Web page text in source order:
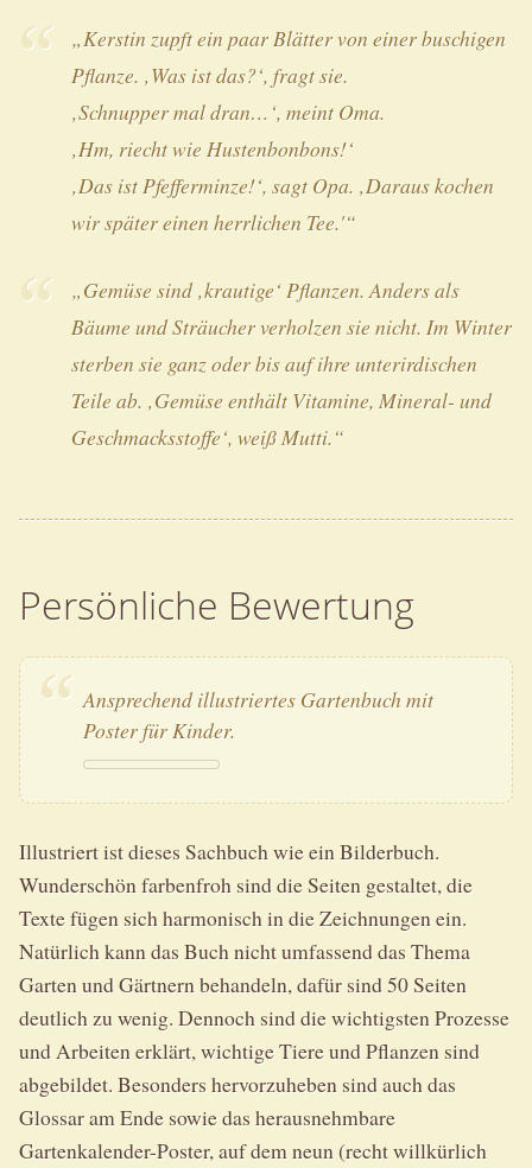
„Kerstin zupft ein paar Blätter von einer buschigen
Pflanze. ‚Was ist das?‘, fragt sie.
‚Schnupper mal dran…‘, meint Oma.
‚Hm, riecht wie Hustenbonbons!‘
‚Das ist Pfefferminze!‘, sagt Opa. ‚Daraus kochen
wir später einen herrlichen Tee.'“
„Gemüse sind ‚krautige‘ Pflanzen. Anders als
Bäume und Sträucher verholzen sie nicht. Im Winter
sterben sie ganz oder bis auf ihre unterirdischen
Teile ab. ‚Gemüse enthält Vitamine, Mineral- und
Geschmacksstoffe‘, weiß Mutti.“
Persönliche Bewertung
Ansprechend illustriertes Gartenbuch mit
Poster für Kinder.
Illustriert ist dieses Sachbuch wie ein Bilderbuch.
Wunderschön farbenfroh sind die Seiten gestaltet, die
Texte fügen sich harmonisch in die Zeichnungen ein.
Natürlich kann das Buch nicht umfassend das Thema
Garten und Gärtnern behandeln, dafür sind 50 Seiten
deutlich zu wenig. Dennoch sind die wichtigsten Prozesse
und Arbeiten erklärt, wichtige Tiere und Pflanzen sind
abgebildet. Besonders hervorzuheben sind auch das
Glossar am Ende sowie das herausnehmbare
Gartenkalender-Poster, auf dem neun (recht willkürlich